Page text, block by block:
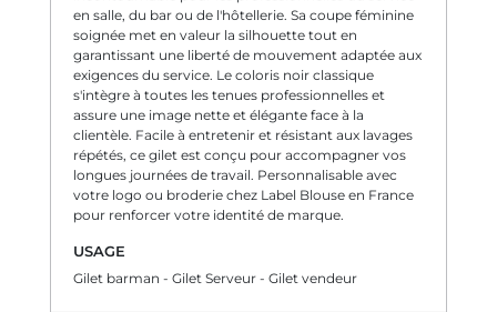
en salle, du bar ou de l'hôtellerie. Sa coupe féminine
soignée met en valeur la silhouette tout en
garantissant une liberté de mouvement adaptée aux
exigences du service. Le coloris noir classique
s'intègre à toutes les tenues professionnelles et
assure une image nette et élégante face à la
clientèle. Facile à entretenir et résistant aux lavages
répétés, ce gilet est conçu pour accompagner vos
longues journées de travail. Personnalisable avec
votre logo ou broderie chez Label Blouse en France
pour renforcer votre identité de marque.
USAGE
Gilet barman - Gilet Serveur - Gilet vendeur